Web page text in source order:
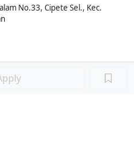
No.33, Cipete Sel., Kec.